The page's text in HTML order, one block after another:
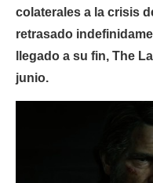
colaterales a la crisis
retrasado
llegado a su fin, The
junio.